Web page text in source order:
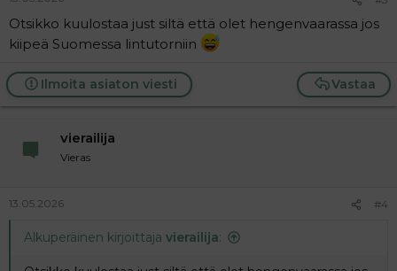
Otsikko kuulostaa just siltä että olet hengenvaarassa jos
kiipeä Suomessa lintutorniin
Vastaa
Ilmoita asiaton viesti
vierailija
Vieras
13.05.2026 #4
Alkuperäinen kirjoittaja vierailija: